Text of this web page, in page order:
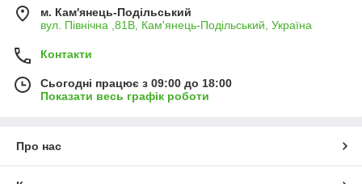
м. Кам'янець-Подільський
вул. Північна ,81В, Кам'янець-Подільський, Україна
Контакти
Сьогодні працює з 09:00 до 18:00
Показати весь графік роботи
Про нас